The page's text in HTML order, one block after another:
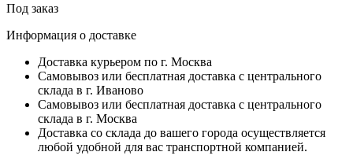
Под заказ
Информация о доставке
Доставка курьером по г. Москва
Самовывоз или бесплатная доставка с центрального
склада в г. Иваново
Самовывоз или бесплатная доставка с центрального
склада в г. Москва
Доставка со склада до вашего города осуществляется
любой удобной для вас транспортной компанией.